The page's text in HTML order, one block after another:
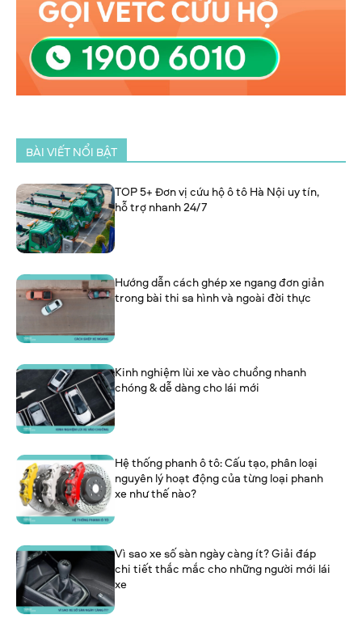
BÀI VIẾT NỔI BẬT
TOP 5+ Đơn vị cứu hộ ô tô Hà Nội uy tín,
hỗ trợ nhanh 24/7
Hướng dẫn cách ghép xe ngang đơn giản
trong bài thi sa hình và ngoài đời thực
Kinh nghiệm lùi xe vào chuồng nhanh
chóng & dễ dàng cho lái mới
Hệ thống phanh ô tô: Cấu tạo, phân loại
nguyên lý hoạt động của từng loại phanh
xe như thế nào?
Vì sao xe số sàn ngày càng ít? Giải đáp
chi tiết thắc mắc cho những người mới lái
xe